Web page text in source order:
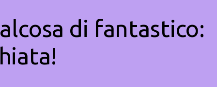
di fantastico: